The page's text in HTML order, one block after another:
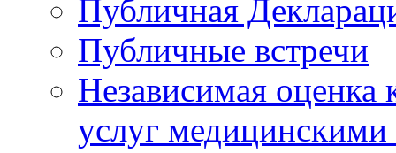
Публичная
Публичные встречи
Независимая оценка
услуг